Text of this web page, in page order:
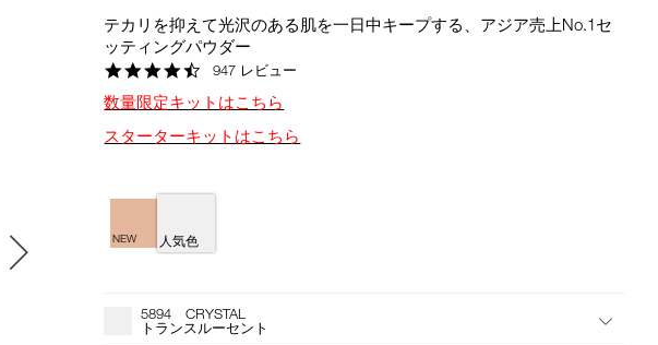
access
suggestions
given
you
for
テカリを抑えて光沢のある肌を一日中キープする、アジア売上No.1セ
ッティングパウダー
4.7
rating
947 レビュー
数量限定キットはこちら
スターターキットはこちら
バ
エ
NEW 人気色
5894 CRYSTAL
トランスルーセント